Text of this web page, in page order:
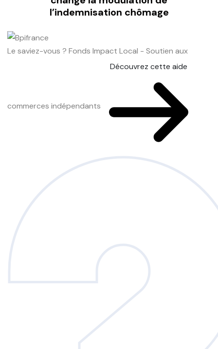
l’indemnisation chômage
Le saviez-vous ? Fonds Impact Local - Soutien aux
commerces indépendants
Découvrez cette aide